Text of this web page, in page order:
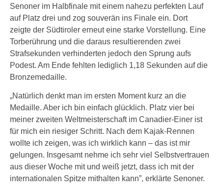
Senoner im Halbfinale mit einem nahezu perfekten Lauf
auf Platz drei und zog souverän ins Finale ein. Dort
zeigte der Südtiroler erneut eine starke Vorstellung. Eine
Torberührung und die daraus resultierenden zwei
Strafsekunden verhinderten jedoch den Sprung aufs
Podest. Am Ende fehlten lediglich 1,18 Sekunden auf die
Bronzemedaille.
„Natürlich denkt man im ersten Moment kurz an die
Medaille. Aber ich bin einfach glücklich. Platz vier bei
meiner zweiten Weltmeisterschaft im Canadier-Einer ist
für mich ein riesiger Schritt. Nach dem Kajak-Rennen
wollte ich zeigen, was ich wirklich kann – das ist mir
gelungen. Insgesamt nehme ich sehr viel Selbstvertrauen
aus dieser Woche mit und weiß jetzt, dass ich mit der
internationalen Spitze mithalten kann”, erklärte Senoner.